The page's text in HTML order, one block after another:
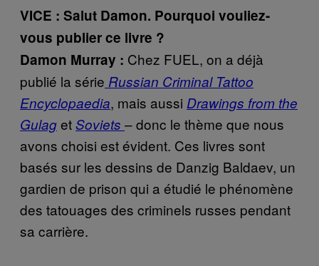
VICE : Salut Damon. Pourquoi vouliez-
vous publier ce livre ?
Damon Murray : Chez FUEL, on a déjà
publié la série Russian Criminal Tattoo
Encyclopaedia, mais aussi Drawings from the
GulagetSoviets – donc le thème que nous
avons choisi est évident. Ces livres sont
basés sur les dessins de Danzig Baldaev, un
gardien de prison qui a étudié le phénomène
des tatouages des criminels russes pendant
sa carrière.